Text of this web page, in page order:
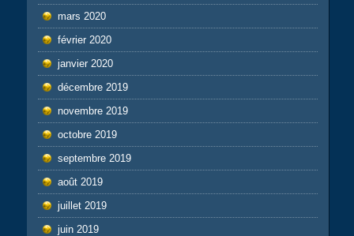
mars 2020
février 2020
janvier 2020
décembre 2019
novembre 2019
octobre 2019
septembre 2019
août 2019
juillet 2019
juin 2019